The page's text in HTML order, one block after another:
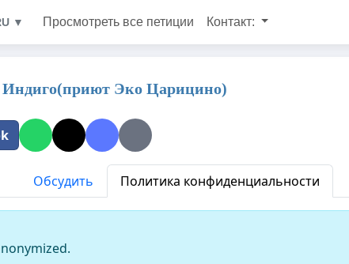
▼ Просмотреть все петиции Контакт:
Индиго(приют Эко Царицино)
Обсудить Политика конфиденциальности